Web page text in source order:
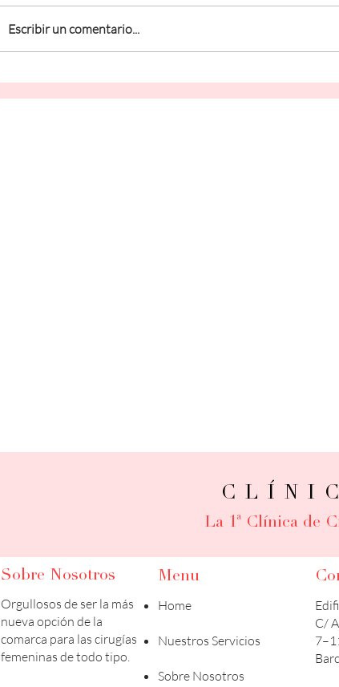
bonita
Escribir un comentario...
La 1ª Clínica de
Sobre Nosotros
Orgullosos de ser la más
nueva opción de la
comarca para las cirugías
femeninas de todo tipo.
Menu
Home
Nuestros Servicios
Sobre Nosotros
C/